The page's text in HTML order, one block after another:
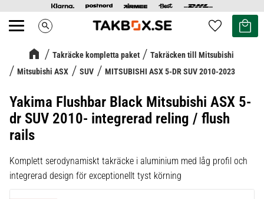
Meny search Favoriter
Kundvagn
Takräcke kompletta paket
Takräcken till Mitsubishi
Mitsubishi ASX
SUV MITSUBISHI ASX 5-DR SUV 2010-2023
Yakima Flushbar Black Mitsubishi ASX 5-
dr SUV 2010- integrerad reling / flush
rails
Komplett serodynamiskt takräcke i aluminium med låg profil och
integrerad design för exceptionellt tyst körning